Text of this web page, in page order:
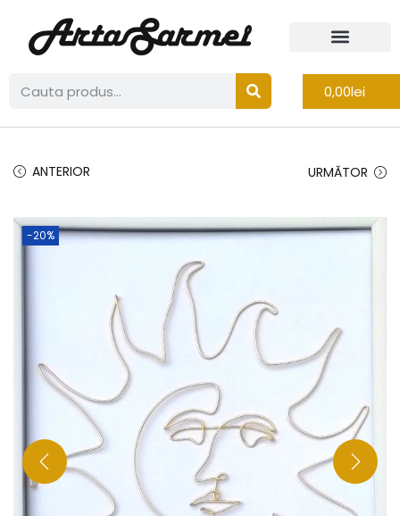
0,00lei
ANTERIOR URMĂTOR
-20%